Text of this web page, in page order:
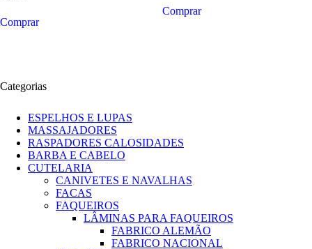
Comprar
Comprar
Categorias
ESPELHOS E LUPAS
MASSAJADORES
RASPADORES CALOSIDADES
BARBA E CABELO
CUTELARIA
CANIVETES E NAVALHAS
FACAS
FAQUEIROS
LÂMINAS PARA FAQUEIROS
FABRICO ALEMÃO
FABRICO NACIONAL